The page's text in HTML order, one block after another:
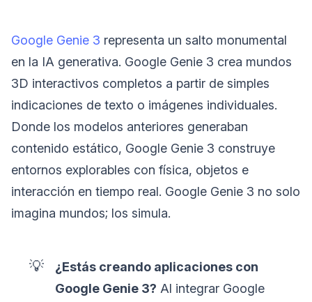
Google Genie 3 representa un salto monumental
en la IA generativa. Google Genie 3 crea mundos
3D interactivos completos a partir de simples
indicaciones de texto o imágenes individuales.
Donde los modelos anteriores generaban
contenido estático, Google Genie 3 construye
entornos explorables con física, objetos e
interacción en tiempo real. Google Genie 3 no solo
imagina mundos; los simula.
💡
¿Estás creando aplicaciones con
Google Genie 3? Al integrar Google